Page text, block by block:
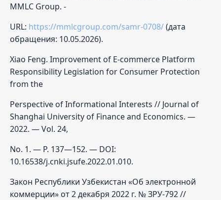
MMLC Group. -
URL: https://mmlcgroup.com/samr-0708/(дата
обращения: 10.05.2026).
Xiao Feng. Improvement of E-commerce Platform
Responsibility Legislation for Consumer Protection
from the
Perspective of Informational Interests // Journal of
Shanghai University of Finance and Economics. —
2022. — Vol. 24,
No. 1. — P. 137—152. — DOI:
10.16538/j.cnki.jsufe.2022.01.010.
Закон Республики Узбекистан «Об электронной
коммерции» от 2 декабря 2022 г. № ЗРУ-792 //